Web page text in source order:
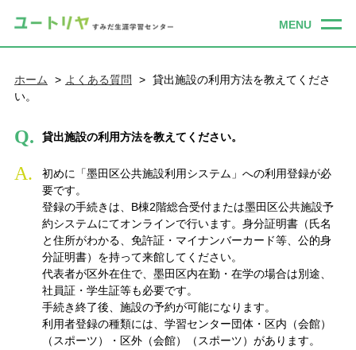
ホーム よくある質問
貸出施設の利用方法を教えてくださ
い。
Q. 貸出施設の利用方法を教えてください。
A.
初めに「墨田区公共施設利用システム」への利用登録が必
要です。
登録の手続きは、B棟2階総合受付または墨田区公共施設予
約システムにてオンラインで行います。身分証明書（氏名
と住所がわかる、免許証・マイナンバーカード等、公的身
分証明書）を持って来館してください。
代表者が区外在住で、墨田区内在勤・在学の場合は別途、
社員証・学生証等も必要です。
手続き終了後、施設の予約が可能になります。
利用者登録の種類には、学習センター団体・区内（会館）
（スポーツ）・区外（会館）（スポーツ）があります。